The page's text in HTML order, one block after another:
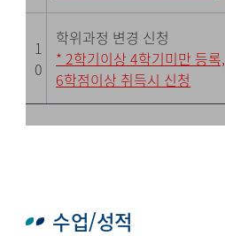
1
0
학위과정 변경 신청
* 2학기이상 4학기미만 등록,
6학점이상 취득시 신청
수업/성적